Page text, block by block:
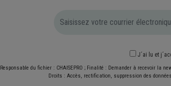
J´ai lu et
Responsable du fichier : CHAISEPRO ; Finalité : Demander à recevoir la
Droits : Accès, rectification, suppression des